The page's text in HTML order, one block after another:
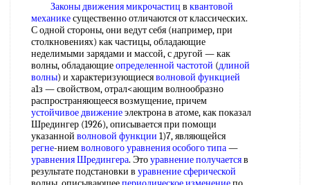
Законы движения микрочастиц в квантовой
механикесущественно отличаются от классических.
С одной стороны, они ведут себя (например, при
столкновениях) как частицы, обладающие
неделимыми зарядами и массой, с другой — как
волны, обладающиеопределенной частотой (длиной
волны) и характеризующиесяволновой функцией
а1з — свойством, отрал<ающим волнообразно
распространяющееся возмущение, причем
устойчивое движениеэлектрона в атоме, как показал
Шредингер (1926), описывается при помощи
указанной волновой функции 1)7, являющейся
регне-ниемволнового уравненияособого типа—
уравнения Шредингера. Этоуравнение получаетсяв
результате подстановки в уравнение сферической